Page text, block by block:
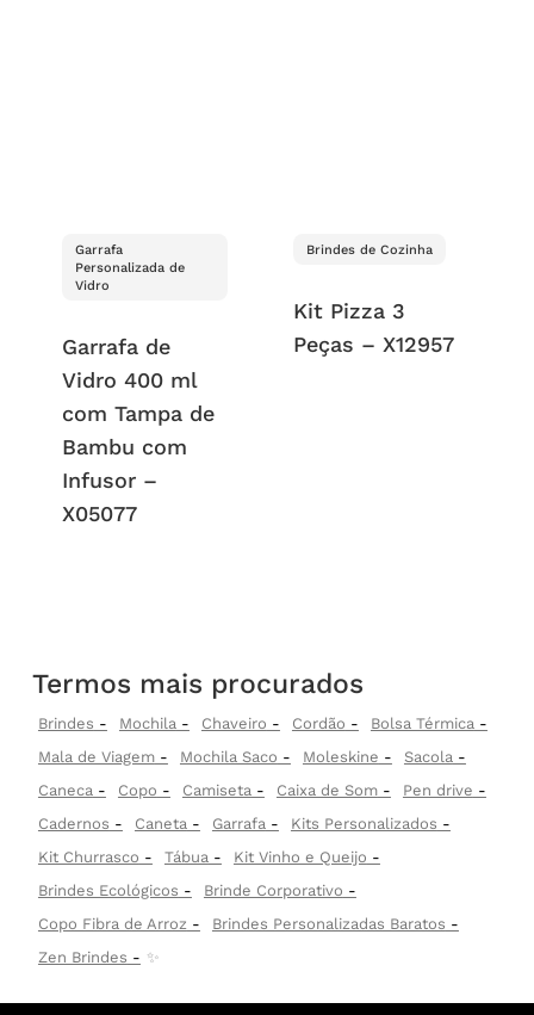
Garrafa
Personalizada de
Vidro
Garrafa de
Vidro 400 ml
com Tampa de
Bambu com
Infusor –
X05077
Brindes de Cozinha
Kit Pizza 3
Peças – X12957
Termos mais procurados
Brindes Mochila Chaveiro Cordão
Bolsa Térmica
Mala de Viagem
Mochila Saco Moleskine
Sacola
Caneca
Copo Camiseta Caixa de Som
Pen drive
Cadernos
Caneta Garrafa
Kits Personalizados
Kit Churrasco
Tábua
Kit Vinho e Queijo
Brindes Ecológicos
Brinde Corporativo
Copo Fibra de Arroz
Brindes Personalizadas Baratos
Zen Brindes
✨